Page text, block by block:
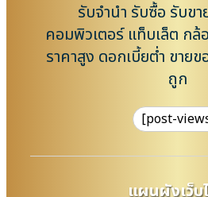
รับจำนำ รับซื้อ รับข
คอมพิวเตอร์ แท็บเล็ต กล้
ราคาสูง ดอกเบี้ยต่ำ ขาย
ถูก
[post-
แผนผังเว็บ